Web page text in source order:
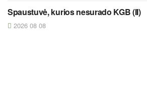
Spaustuvė, kurios nesurado KGB (II)
2026 08 08